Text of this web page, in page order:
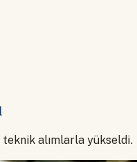
alımlarla yükseldi.